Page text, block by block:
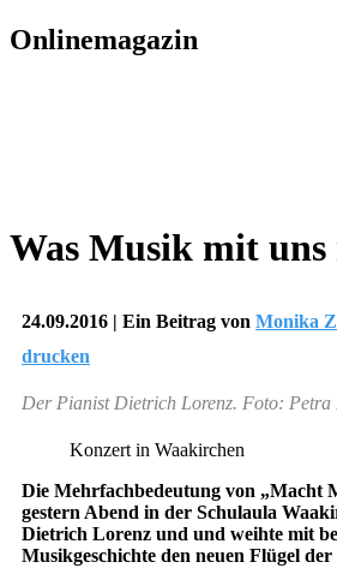
Onlinemagazin
Was Musik mit uns
24.09.2016 | Ein Beitrag von Monika
drucken
Der Pianist Dietrich Lorenz. Foto: Petra
Konzert in Waakirchen
Die Mehrfachbedeutung von „Macht
gestern Abend in der Schulaula
Dietrich Lorenz und und weihte mit
Musikgeschichte den neuen Flügel der